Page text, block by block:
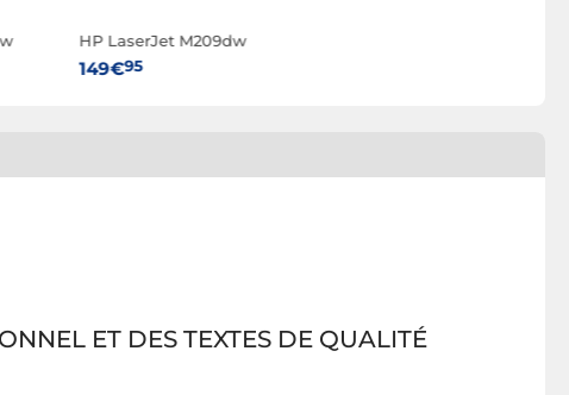
HP LaserJet M209dw
149€95
ET DES TEXTES DE QUALITÉ